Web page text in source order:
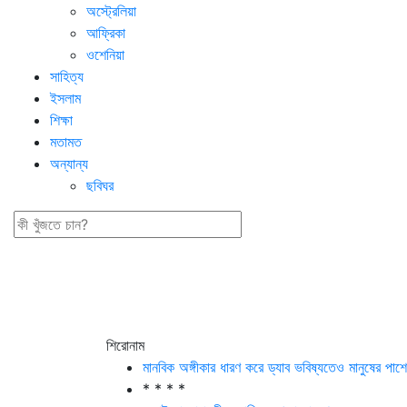
অস্ট্রেলিয়া
আফ্রিকা
ওশেনিয়া
সাহিত্য
ইসলাম
শিক্ষা
মতামত
অন্যান্য
ছবিঘর
শিরোনাম
মানবিক অঙ্গীকার ধারণ করে ড্যাব ভবিষ্যতেও মানুষের
* * * *